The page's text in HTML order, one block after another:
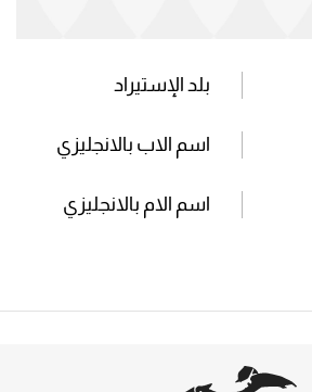
بلد الإستيراد
اسم الاب بالانجليزي
اسم الام بالانجليزي